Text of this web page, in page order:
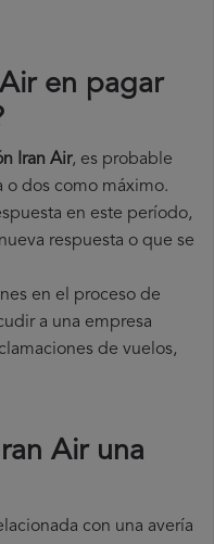
en pagar
Iran Air, es probable
o dos como máximo.
en este período,
respuesta o que se
en el proceso de
a una empresa
de vuelos,
Air una
con una avería